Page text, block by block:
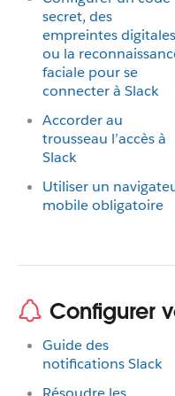
secret, des
empreintes digitales
ou la
faciale pour se
connecter à Slack
Accorder au
trousseau l’accès à
Slack
Utiliser un
mobile obligatoire
Configurer
Guide des
notifications Slack